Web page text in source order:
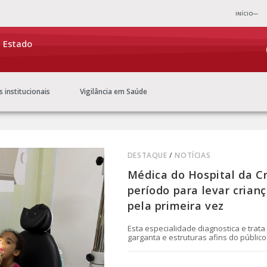
INÍCIO—
institucionais Vigilância em Saúde
DESTAQUE /NOTÍCIAS
Médica do Hospital da
período para levar
pela primeira vez
Esta especialidade diagnostica e
garganta e estruturas afins do